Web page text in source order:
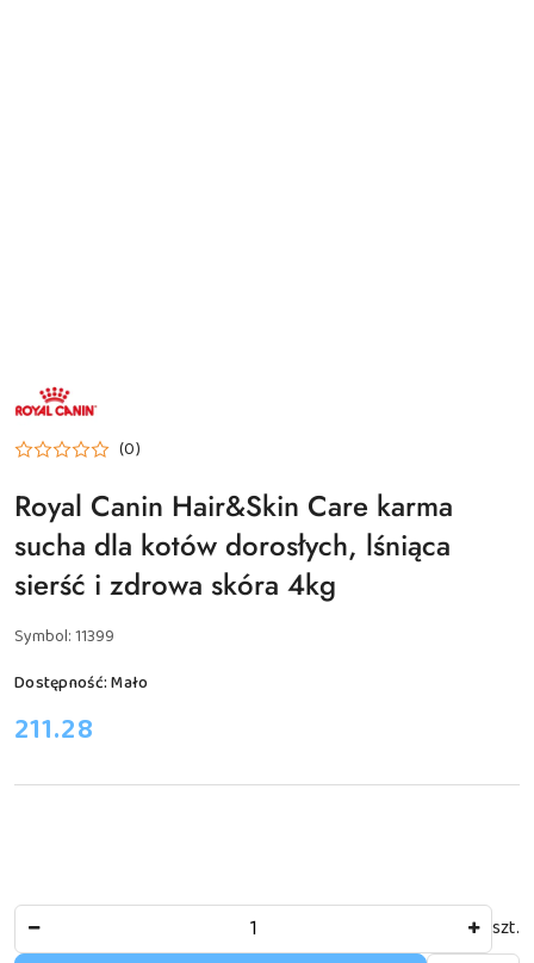
NAZWA
PRODUCENTA:
ROYAL
CANIN
FELINE (0)
Royal Canin Hair&Skin Care karma
sucha dla kotów dorosłych, lśniąca
sierść i zdrowa skóra 4kg
Symbol:11399
Dostępność:Mało
cena:
211.28
Ilość szt.